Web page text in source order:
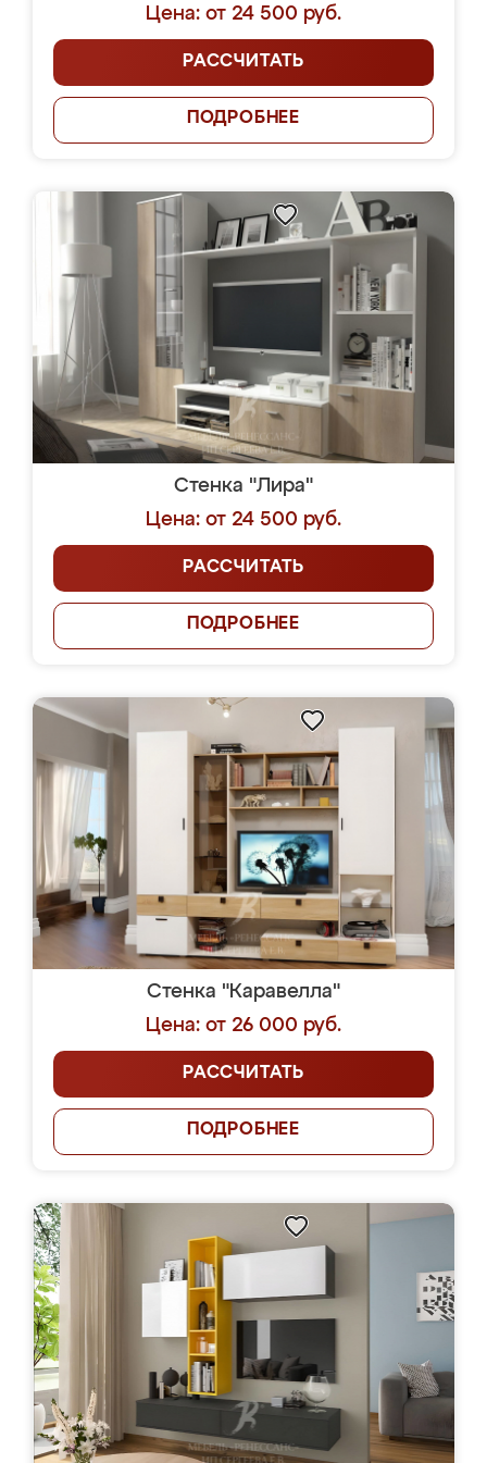
Цена: от 24 500 руб.
РАССЧИТАТЬ
ПОДРОБНЕЕ
Стенка "Лира"
Цена: от 24 500 руб.
РАССЧИТАТЬ
ПОДРОБНЕЕ
Стенка "Каравелла"
Цена: от 26 000 руб.
РАССЧИТАТЬ
ПОДРОБНЕЕ